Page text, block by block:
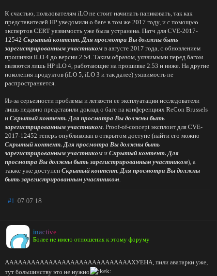
К счастью, пользователям iLO не стоит начинать паниковать, так как
представителей HP уведомили о баге в том же 2017 году, и с помощью
экспертов CERT уязвимость уже была устранена. Патч для CVE-2017-
12542 Скрытый контент. Для просмотра Вы должны быть
зарегистрированным участником в августе 2017 года, с обновлением
прошивки iLO 4 до версии 2.54. Таким образом, уязвимыми перед багом
являются лишь HP iLO 4, работающие на прошивке 2.53 и ниже. На другие
поколения продуктов (iLO 5, iLO 3 и так далее) уязвимость не
распространяется.
Из-за серьезности проблемы и легкости ее эксплуатации исследователи
лишь недавно представили доклад о баге на конференциях ReCon Brussels
и Скрытый контент. Для просмотра Вы должны быть
зарегистрированным участником. Proof-of-concept эксплоит для CVE-
2017-12452 теперь опубликован в открытом доступе (найти его можно
Скрытый контент. Для просмотра Вы должны быть
зарегистрированным участником и Скрытый контент. Для
просмотра Вы должны быть зарегистрированным участником), а
также уже доступен Скрытый контент. Для просмотра Вы должны
быть зарегистрированным участником.
#1 07.07.18
inactive
Более не имею отношения к этому форуму
AAAAAAAAAAAAAAAAAAAAAAAAAAAAAХУЕНА, пили аватарки уже,
тут большинству это не нужно